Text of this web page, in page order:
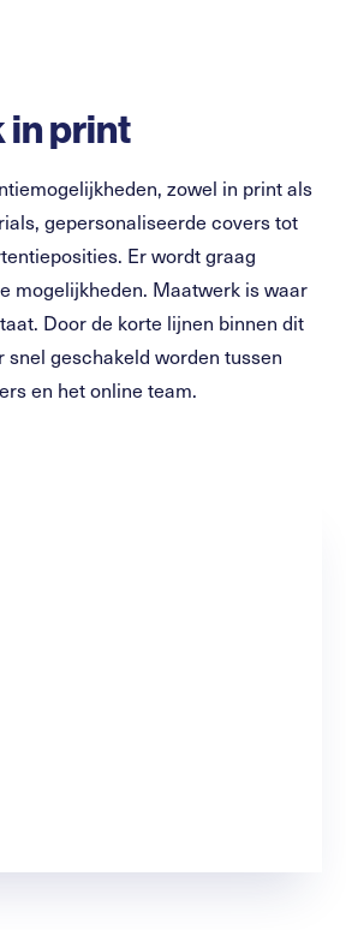
in print
zowel in print als
gepersonaliseerde covers tot
Er wordt graag
mogelijkheden. Maatwerk is waar
Door de korte lijnen binnen dit
geschakeld worden tussen
en het online team.